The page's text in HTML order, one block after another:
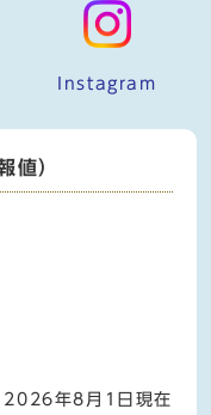
Instagram
値）
2026年8月1日現在